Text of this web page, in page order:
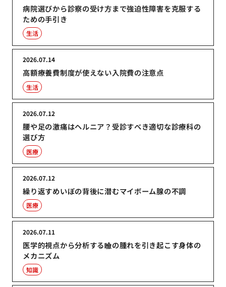
病院選びから診察の受け方まで強迫性障害を克服する
ための手引き
生活
高額療養費制度が使えない入院費の注意点
2026.07.14
生活
腰や足の激痛はヘルニア？受診すべき適切な診療科の
選び方
2026.07.12
医療
繰り返すめいぼの背後に潜むマイボーム腺の不調
2026.07.12
医療
医学的視点から分析する瞼の腫れを引き起こす身体の
メカニズム
2026.07.11
知識